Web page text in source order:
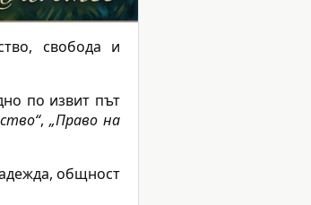
свобода и
по извит път
,„Право на
общност